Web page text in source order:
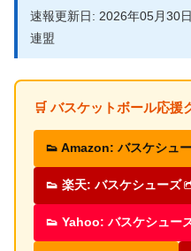
速報更新日: 2026年05月30
連盟
🛒 バスケットボール応援
👟 Amazon: バスケシュ
👟 楽天: バスケシューズ
👟 Yahoo: バスケシュー